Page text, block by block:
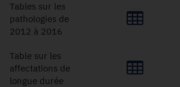
Tables sur les
pathologies de
2012 à 2016
Table sur les
affectations de
longue durée